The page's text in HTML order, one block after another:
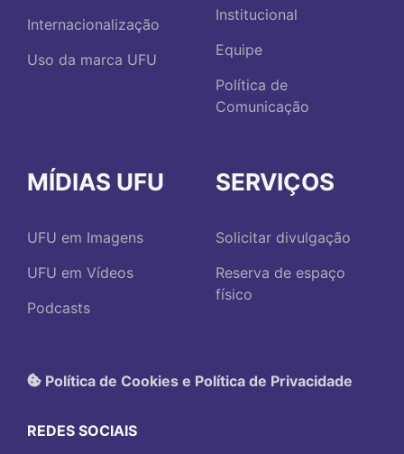
Internacionalização
Uso da marca UFU
Institucional
Equipe
Política de
Comunicação
MÍDIAS UFU
UFU em Imagens
UFU em Vídeos
Podcasts
SERVIÇOS
Solicitar divulgação
Reserva de espaço
físico
Política de Cookies e Política de Privacidade
REDES SOCIAIS